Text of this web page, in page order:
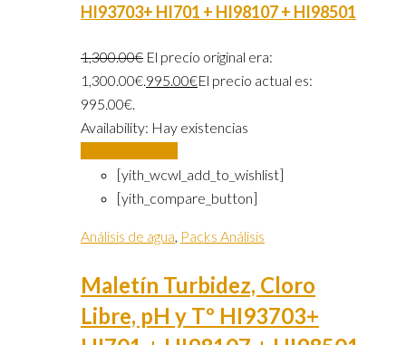
HI93703+ HI701 + HI98107 + HI98501
1,300.00€ El precio original era:
1,300.00€. 995.00€El precio actual es:
995.00€.
Availability: Hay existencias
[yith_wcwl_add_to_wishlist]
[yith_compare_button]
Análisis de agua Packs Análisis
Maletín Turbidez, Cloro
Libre, pH y Tº HI93703+